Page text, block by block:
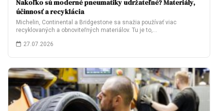
Nakoľko sú moderné pneumatiky udržateľné? Materiály,
účinnosť a recyklácia
Michelin, Continental a Bridgestone sa snažia používať viac
recyklovaných a obnoviteľných materiálov. Tu je to,…
27.07.2026